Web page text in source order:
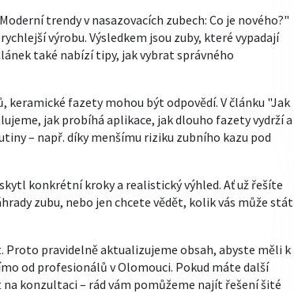
trendy v nasazovacích zubech: Co je nového?"
výrobu. Výsledkem jsou zuby, které vypadají
také nabízí tipy, jak vybrat správného
fazety mohou být odpovědí. V článku "Jak
jak probíhá aplikace, jak dlouho fazety vydrží a
– např. díky menšímu riziku zubního kazu pod
konkrétní kroky a realistický výhled. Ať už řešíte
zubu, nebo jen chcete vědět, kolik vás může stát
Proto pravidelně aktualizujeme obsah, abyste měli k
od profesionálů v Olomouci. Pokud máte další
konzultaci – rád vám pomůžeme najít řešení šité